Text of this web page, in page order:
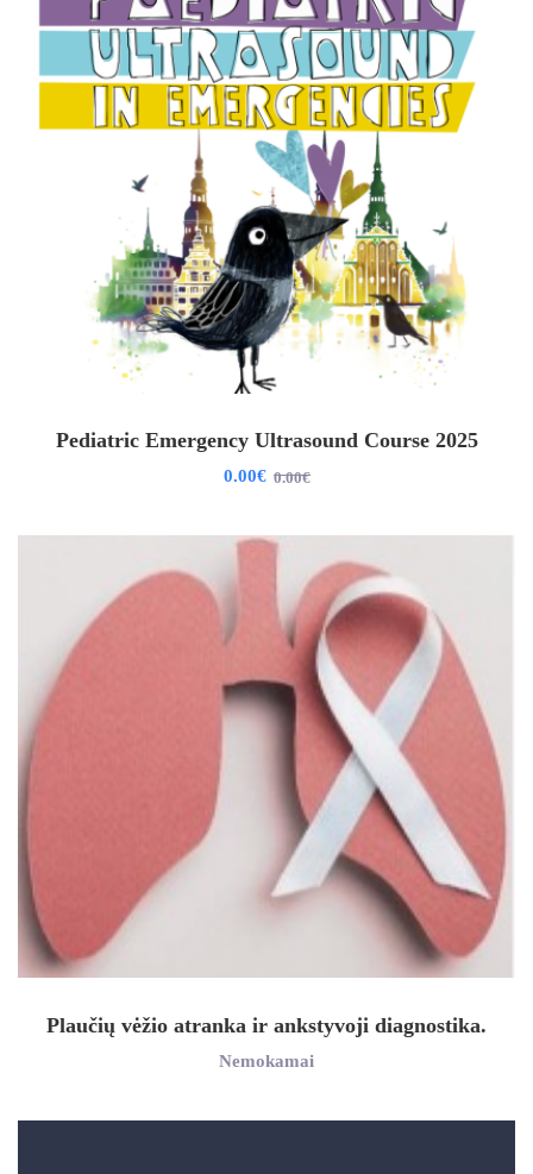
Pediatric Emergency Ultrasound Course 2025
0.00€ 0.00€
Plaučių vėžio atranka ir ankstyvoji diagnostika.
Nemokamai